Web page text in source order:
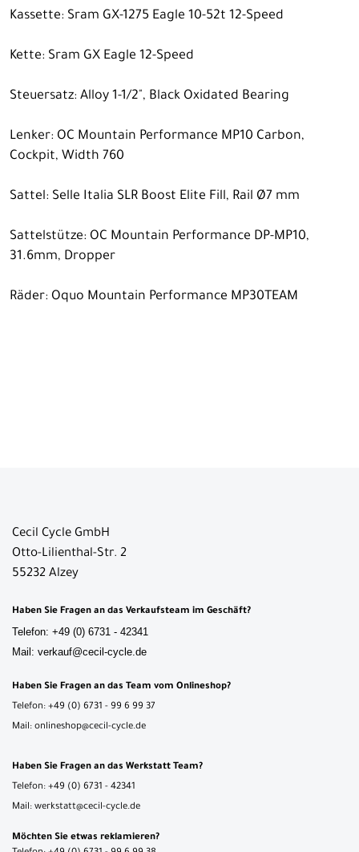
Kassette: Sram GX-1275 Eagle 10-52t 12-Speed
Kette: Sram GX Eagle 12-Speed
Steuersatz: Alloy 1-1/2", Black Oxidated Bearing
Lenker: OC Mountain Performance MP10 Carbon,
Cockpit, Width 760
Sattel: Selle Italia SLR Boost Elite Fill, Rail Ø7 mm
Sattelstütze: OC Mountain Performance DP-MP10,
31.6mm, Dropper
Räder: Oquo Mountain Performance MP30TEAM
Cecil Cycle GmbH
Otto-Lilienthal-Str. 2
55232 Alzey
Haben Sie Fragen an das Verkaufsteam im Geschäft?
Telefon: +49 (0) 6731 - 42341
Mail: verkauf@cecil-cycle.de
Haben Sie Fragen an das Team vom Onlineshop?
Telefon: +49 (0) 6731 - 99 6 99 37
Mail: onlineshop@cecil-cycle.de
Haben Sie Fragen an das Werkstatt Team?
Telefon: +49 (0) 6731 - 42341
Mail: werkstatt@cecil-cycle.de
Möchten Sie etwas reklamieren?